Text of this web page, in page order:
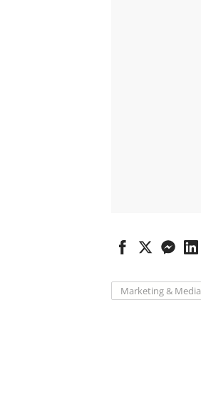
Marketing & Media